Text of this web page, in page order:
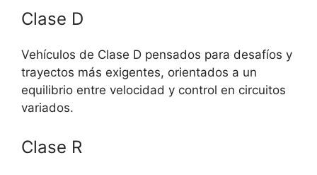
Clase D
Vehículos de Clase D pensados para desafíos y
trayectos más exigentes, orientados a un
equilibrio entre velocidad y control en circuitos
variados.
Clase R